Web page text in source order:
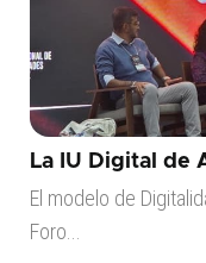
La IU Digital de
El modelo de
Foro...